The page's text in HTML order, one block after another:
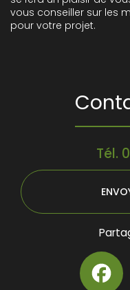
vous conseiller sur les
pour votre projet.
Tél.